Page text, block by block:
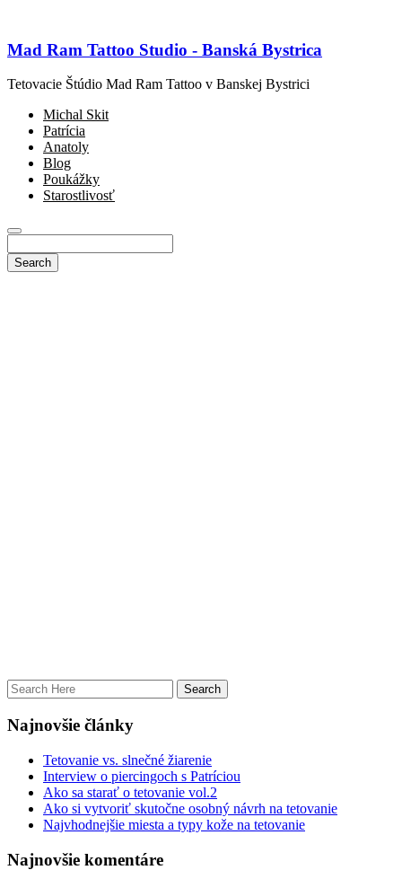
Mad Ram Tattoo Studio - Banská Bystrica
Tetovacie Štúdio Mad Ram Tattoo v Banskej Bystrici
Michal Skit
Patrícia
Anatoly
Blog
Poukážky
Starostlivosť
Najnovšie články
Tetovanie vs. slnečné žiarenie
Interview o piercingoch s Patríciou
Ako sa starať o tetovanie vol.2
Ako si vytvoriť skutočne osobný návrh na tetovanie
Najvhodnejšie miesta a typy kože na tetovanie
Najnovšie komentáre